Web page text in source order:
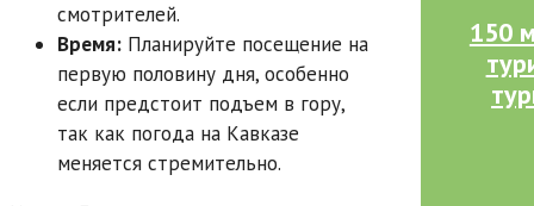
смотрителей.
Время: Планируйте посещение на
первую половину дня, особенно
если предстоит подъем в гору,
так как погода на Кавказе
меняется стремительно.
150